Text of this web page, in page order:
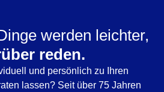
werden leichter,
reden.
und persönlich zu Ihren
lassen? Seit über 75 Jahren